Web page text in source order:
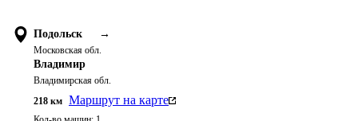
Подольск →
Московская обл.
Владимир
Владимирская обл.
218 км Маршрут на карте